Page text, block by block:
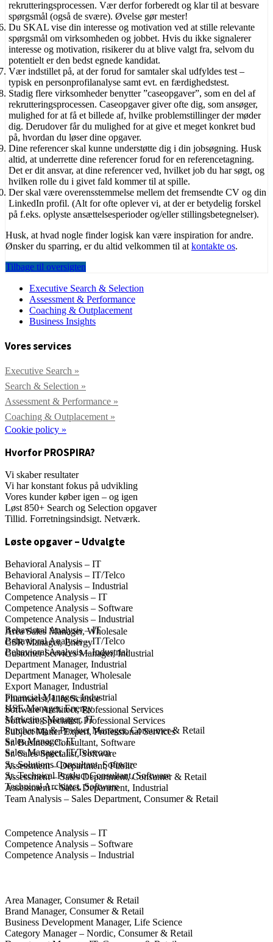
rekrutteringsprocessen. Vær derfor forberedt og klar til at besvare
spørgsmål (også de svære). Øvelse gør mester!
Du SKAL vise din interesse og motivation ved at stille relevante
spørgsmål om virksomheden og jobbet. Hvis du ikke signalerer
interesse og motivation, risikerer du at blive valgt fra, selvom du
potentielt er den bedst egnede kandidat.
Vær indstillet på, at der forud for samtaler skal udfyldes test –
typisk en personprofilanalyse samt evt. en færdighedstest.
Stadig flere virksomheder benytter ”caseopgaver”, som en del af
rekrutteringsprocessen. Caseopgaver giver ofte dig, som ansøger,
mulighed for at få et billede af, hvilke problemstillinger der møder
dig. Derudover får du mulighed for at give et meget konkret bud
på, hvordan du løser dine opgaver.
Dine referencer skal kunne understøtte dig i din jobsøgning. Husk
altid, at underrette dine referencer forud for en referencetagning.
Det er dit ansvar, at dine referencer ved, hvilket job du har søgt, og
hvilken rolle du i givet fald kommer til at spille.
Der skal være overensstemmelse mellem det fremsendte CV og din
LinkedIn profil. (Alt for ofte oplever vi, at der er betydelig forskel
på f.eks. oplyste ansættelsesperioder og/eller stillingsbetegnelser).
Husk, at hvad nogle finder logisk kan være inspiration for andre.
Ønsker du sparring, er du altid velkommen til at kontakte os.
Tilbage til oversigten
Executive Search & Selection
Assessment & Performance
Coaching & Outplacement
Business Insights
Vores services
Executive Search »
Search & Selection »
Assessment & Performance »
Coaching & Outplacement »
Cookie policy »
Hvorfor PROSPIRA?
Vi skaber resultater
Vi har konstant fokus på udvikling
Vores kunder køber igen – og igen
Løst 850+ Search og Selection opgaver
Tillid. Forretningsindsigt. Netværk.
Løste opgaver – Udvalgte
Behavioral Analysis – IT
Behavioral Analysis – IT/Telco
Behavioral Analysis – Industrial
Competence Analysis – IT
Competence Analysis – Software
Competence Analysis – Industrial
Behavioral Analysis – IT
Behavioral Analysis – IT/Telco
Behavioral Analysis – Industrial
Area Sales Manager, Wholesale
CSR Manager, Energy
Customer Services Manager, Industrial
Department Manager, Industrial
Department Manager, Wholesale
Export Manager, Industrial
Financial Manager, Industrial
HSE Manager, Energy
Marketing Manager, IT
Purchasing & Product Manager, Consumer & Retail
Sales Manager, IT
Sales Manager, IT/Telecom
Pharmacist, Life Science
Software Architect, Professional Services
Software Specialist, Professional Services
Subject Matter Expert, Professional Services
Sr. Business Consultant, Software
Sr. Sales Specialist, Software
Sr. Solutions Consultant, Software
Sr. Technical Product Consultant, Software
Technical Architect, Software
Assessment – Department, Public
Assessment – Sales Department, Consumer & Retail
Assessment – Sales Department, Industrial
Team Analysis – Sales Department, Consumer & Retail
Competence Analysis – IT
Competence Analysis – Software
Competence Analysis – Industrial
Area Manager, Consumer & Retail
Brand Manager, Consumer & Retail
Business Development Manager, Life Science
Category Manager – Nordic, Consumer & Retail